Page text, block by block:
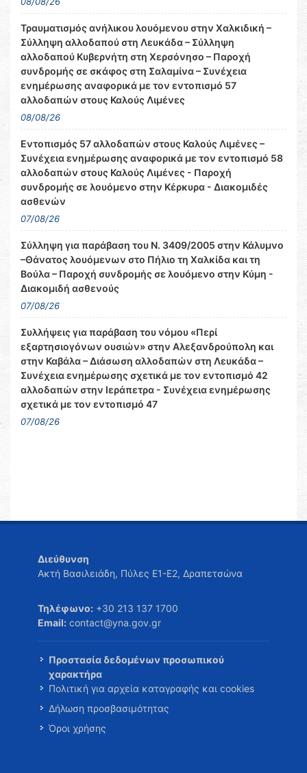
Τραυματισμός ανήλικου λουόμενου στην Χαλκιδική –
Σύλληψη αλλοδαπού στη Λευκάδα – Σύλληψη
αλλοδαπού Κυβερνήτη στη Χερσόνησο – Παροχή
συνδρομής σε σκάφος στη Σαλαμίνα – Συνέχεια
ενημέρωσης αναφορικά με τον εντοπισμό 57
αλλοδαπών στους Καλούς Λιμένες
08/08/26
Εντοπισμός 57 αλλοδαπών στους Καλούς Λιμένες –
Συνέχεια ενημέρωσης αναφορικά με τον εντοπισμό 58
αλλοδαπών στους Καλούς Λιμένες - Παροχή
συνδρομής σε λουόμενο στην Κέρκυρα - Διακομιδές
ασθενών
07/08/26
Σύλληψη για παράβαση του Ν. 3409/2005 στην Κάλυμνο
–Θάνατος λουόμενων στο Πήλιο τη Χαλκίδα και τη
Βούλα – Παροχή συνδρομής σε λουόμενο στην Κύμη -
Διακομιδή ασθενούς
07/08/26
Συλλήψεις για παράβαση του νόμου «Περί
εξαρτησιογόνων ουσιών» στην Αλεξανδρούπολη και
στην Καβάλα – Διάσωση αλλοδαπών στη Λευκάδα –
Συνέχεια ενημέρωσης σχετικά με τον εντοπισμό 42
αλλοδαπών στην Ιεράπετρα - Συνέχεια ενημέρωσης
σχετικά με τον εντοπισμό 47
07/08/26
Διεύθυνση
Ακτή Βασιλειάδη, Πύλες Ε1-Ε2, Δραπετσώνα
Τηλέφωνο: +30 213 137 1700
Email: contact@yna.gov.gr
Προστασία δεδομένων προσωπικού
χαρακτήρα
Πολιτική για αρχεία καταγραφής και cookies
Δήλωση προσβασιμότητας
Όροι χρήσης